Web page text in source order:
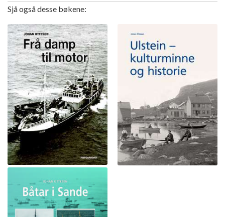
Sjå også desse bøkene: